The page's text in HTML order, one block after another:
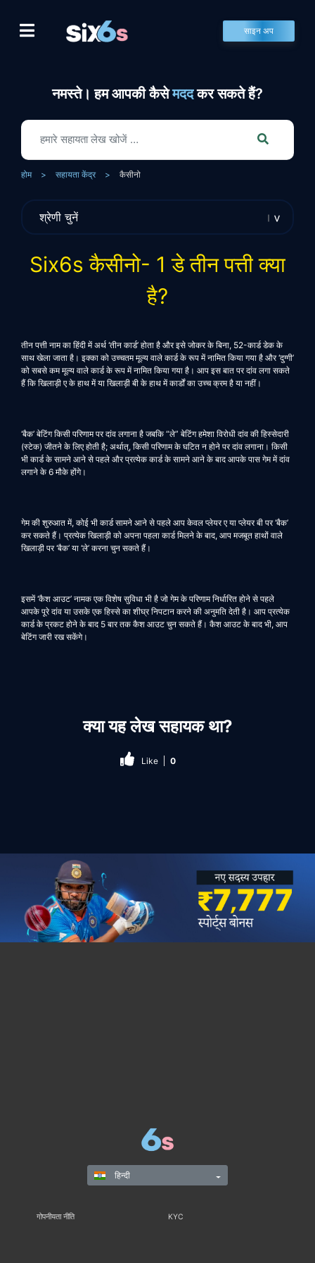
content
साइन अप
नमस्ते। हम आपकी कैसेमददकर सकते हैं?
होम > सहायता केंद्र > कैसीनो
Six6s कैसीनो- 1 डे तीन पत्ती क्या
है?
तीन पत्ती नाम का हिंदी में अर्थ ‘तीन कार्ड’ होता है और इसे जोकर के बिना, 52-कार्ड डेक के
साथ खेला जाता है। इक्का को उच्चतम मूल्य वाले कार्ड के रूप में नामित किया गया है और ‘दुग्गी’
को सबसे कम मूल्य वाले कार्ड के रूप में नामित किया गया है। आप इस बात पर दांव लगा सकते
हैं कि खिलाड़ी ए के हाथ में या खिलाड़ी बी के हाथ में कार्डों का उच्च क्रम है या नहीं।
‘बैक’ बेटिंग किसी परिणाम पर दांव लगाना है जबकि “ले” बेटिंग हमेशा विरोधी दांव की हिस्सेदारी
(स्टेक) जीतने के लिए होती है; अर्थात्, किसी परिणाम के घटित न होने पर दांव लगाना। किसी
भी कार्ड के सामने आने से पहले और प्रत्येक कार्ड के सामने आने के बाद आपके पास गेम में दांव
लगाने के 6 मौके होंगे।
गेम की शुरुआत में, कोई भी कार्ड सामने आने से पहले आप केवल प्लेयर ए या प्लेयर बी पर ‘बैक’
कर सकते हैं। प्रत्येक खिलाड़ी को अपना पहला कार्ड मिलने के बाद, आप मजबूत हाथों वाले
खिलाड़ी पर ‘बैक’ या ‘ले’ करना चुन सकते हैं।
इसमें ‘कैश आउट’ नामक एक विशेष सुविधा भी है जो गेम के परिणाम निर्धारित होने से पहले
आपके पूरे दांव या उसके एक हिस्से का शीघ्र निपटान करने की अनुमति देती है। आप प्रत्येक
कार्ड के प्रकट होने के बाद 5 बार तक कैश आउट चुन सकते हैं। कैश आउट के बाद भी, आप
बेटिंग जारी रख सकेंगे।
क्या यह लेख सहायक था?
Like 0
गोपनीयता नीति KYC
हिन्दी